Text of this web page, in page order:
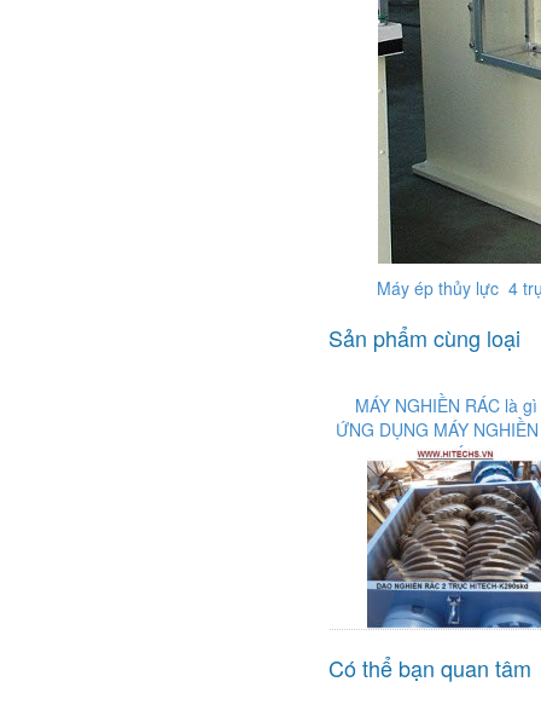
Máy ép thủy lực 4
Sản phẩm cùng loại
MÁY NGHIỀN RÁC là
ỨNG DỤNG MÁY
như thế nào?
Có thể bạn quan tâm